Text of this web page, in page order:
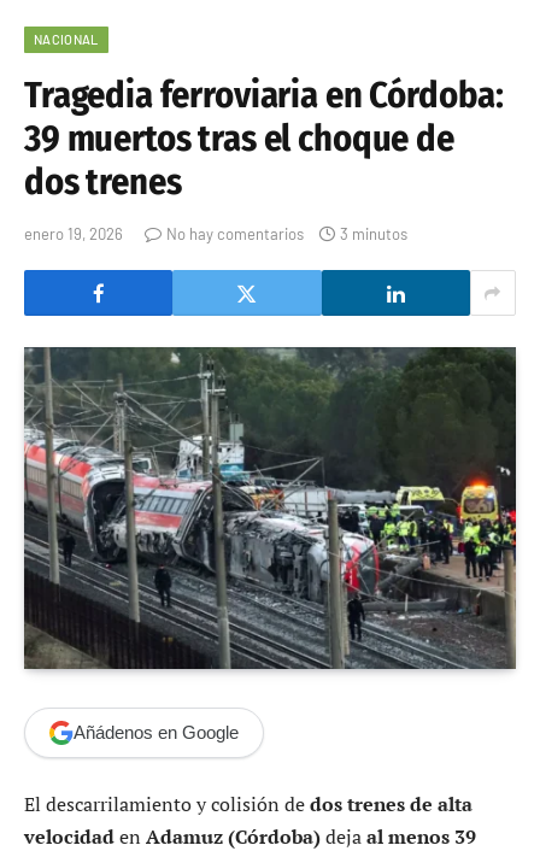
NACIONAL
Tragedia ferroviaria en Córdoba:
39 muertos tras el choque de
dos trenes
enero 19, 2026 No hay comentarios 3 minutos
Añádenos en Google
El descarrilamiento y colisión dedos trenes de alta
velocidaden Adamuz (Córdoba)dejaal menos 39